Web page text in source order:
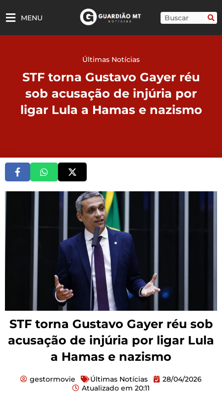
para
MENU Pesquisar
Últimas Notícias
STF torna Gustavo Gayer réu
sob acusação de injúria por
ligar Lula a Hamas e nazismo
STF torna Gustavo Gayer réu sob
acusação de injúria por ligar Lula
a Hamas e nazismo
gestormovie Últimas Notícias
28/04/2026
Atualizado em 20:11